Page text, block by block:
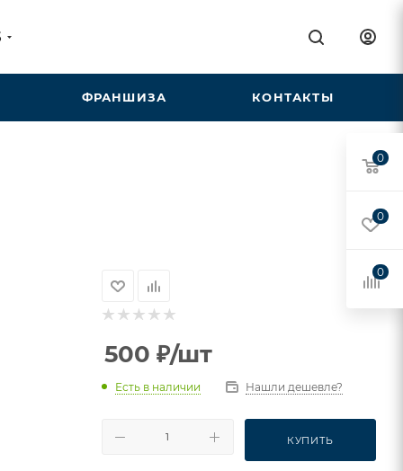
ФРАНШИЗА КОНТАКТЫ
500 ₽/шт
Есть в наличии Нашли дешевле?
КУПИТЬ
0
0
0